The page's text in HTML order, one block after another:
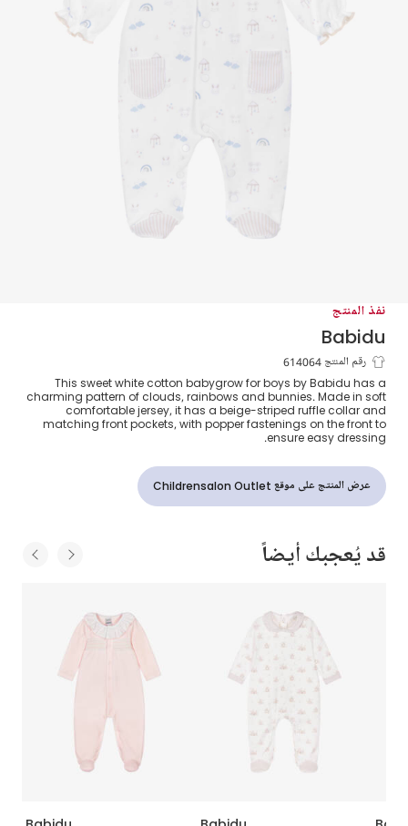
نفذ المنتج
Babidu
بيبي غرو بطبعة أرنب وسحاب قطن لون أبيض
للأولاد
رقم المنتج 614064
This sweet white cotton babygrow for boys by Babidu has a
charming pattern of clouds, rainbows and bunnies. Made in soft
comfortable jersey, it has a beige-striped ruffle collar and
matching front pockets, with popper fastenings on the front to
ensure easy dressing.
عرض المنتج على موقع Childrensalon Outlet
قد يُعجبك أيضاً